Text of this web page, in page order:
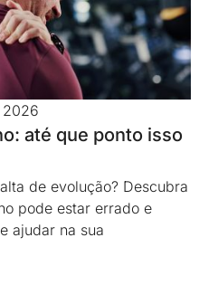
2026
até que ponto isso
de evolução? Descubra
pode estar errado e
ajudar na sua